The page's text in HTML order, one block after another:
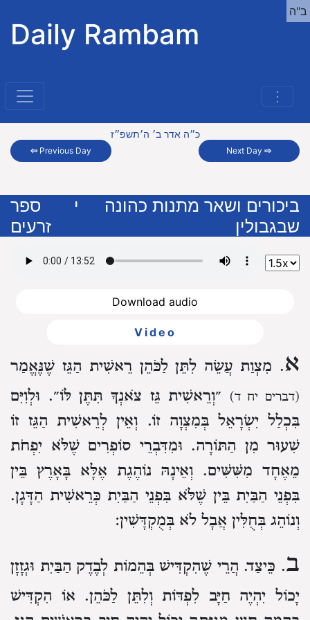
Daily Rambam
⋮
ב"ה
⇦ Previous Day
כ״ה אדר ב׳ ה׳תשפ״ז
Next Day⇨
ביכורים ושאר מתנות כהונה
שבגבולין
י
ספר
זרעים
Download audio
Video
א. מִצְוַת עֲשֵׂה לִתֵּן לַכֹּהֵן רֵאשִׁית הַגֵּז שֶׁנֶּאֱמַר
(דברים יח ד) ״וְרֵאשִׁית גֵּז צֹאנְךָ תִּתֶּן לּוֹ״. וּלְוִיִּם
בִּכְלַל יִשְׂרָאֵל בְּמִצְוָה זוֹ. וְאֵין לְרֵאשִׁית הַגֵּז זוֹ
שִׁעוּר מִן הַתּוֹרָה. וּמִדִּבְרֵי סוֹפְרִים שֶׁלֹּא יִפְחֹת
מֵאֶחָד מִשִּׁשִּׁים. וְאֵינָהּ נוֹהֶגֶת אֶלָּא בָּאָרֶץ בֵּין
בִּפְנֵי הַבַּיִת בֵּין שֶׁלֹּא בִּפְנֵי הַבַּיִת כְּרֵאשִׁית הַדָּגָן.
וְנוֹהֵג בְּחֻלִּין אֲבָל לֹא בְּמֻקְדָּשִׁין:
ב. כֵּיצַד. הֲרֵי שֶׁהִקְדִּישׁ בְּהֵמוֹת לְבֶדֶק הַבַּיִת וּגְזָזָן
יָכוֹל יִהְיֶה חַיָּב לִפְדּוֹת וְלִתֵּן לַכֹּהֵן. אוֹ הִקְדִּישׁ